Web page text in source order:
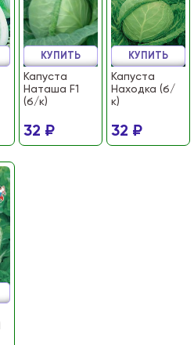
Капуста
Наташа F1
(б/к)
32 ₽
КУПИТЬ
Капуста
Находка (б/
к)
32 ₽
КУПИТЬ